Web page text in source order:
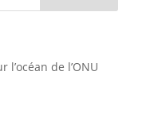
de l’ONU